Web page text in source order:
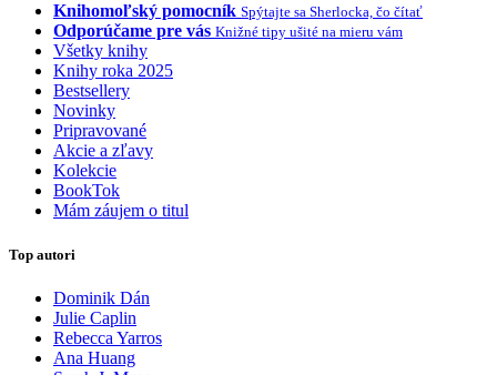
Knihomoľský pomocník Spýtajte sa Sherlocka, čo čítať
Odporúčame pre vás Knižné tipy ušité na mieru vám
Všetky knihy
Knihy roka 2025
Bestsellery
Novinky
Pripravované
Akcie a zľavy
Kolekcie
BookTok
Mám záujem o titul
Top autori
Dominik Dán
Julie Caplin
Rebecca Yarros
Ana Huang